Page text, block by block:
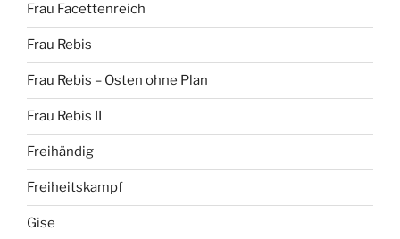
Frau Facettenreich
Frau Rebis
Frau Rebis – Osten ohne Plan
Frau Rebis II
Freihändig
Freiheitskampf
Gise